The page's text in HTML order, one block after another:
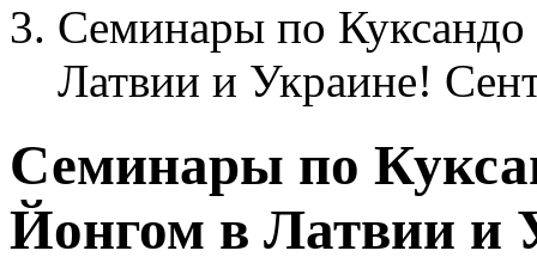
Семинары по
Латвии и Украине!
Семинары по
Йонгом в Латвии и